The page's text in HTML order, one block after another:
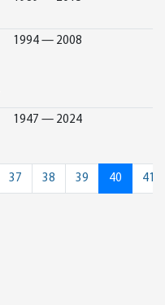
1994 — 2008
1947 — 2024
37 38 39 40 41